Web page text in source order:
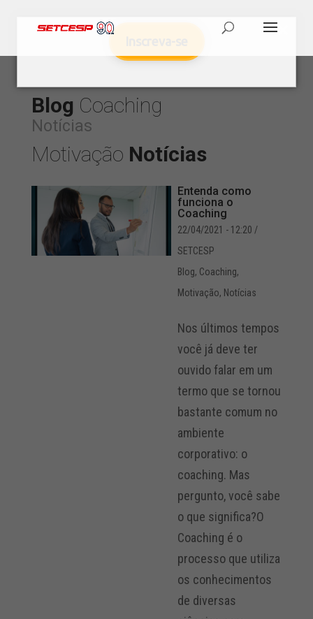
Blog Coaching
Notícias
Motivação Notícias
Entenda como
funciona o
Coaching
22/04/2021 - 12:20 /
SETCESP
Blog, Coaching,
Motivação, Notícias
Nos últimos tempos
você já deve ter
ouvido falar em um
termo que se tornou
bastante comum no
ambiente
corporativo: o
coaching. Mas
pergunto, você sabe
o que significa?O
Coaching é o
processo que utiliza
os conhecimentos
de diversas